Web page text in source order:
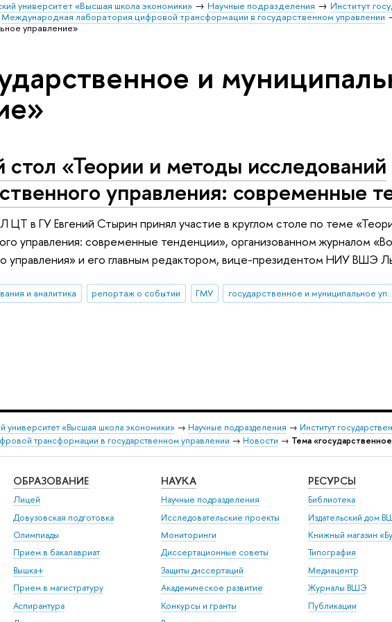
университет «Высшая школа экономики» Научные подразделения
Институт
Международная лаборатория цифровой трансформации в государственном управлении
управление»
и
стол «Теории и методы исследований
управления: современные
в ГУ Евгений Стырин принял участие в круглом столе по теме
управления: современные тенденции», организованном журналом
управления» и его главным редактором, вице-президентом НИУ ВШЭ
и аналитика репортаж о событии ГМУ государственное и муниципальное управление
университет «Высшая школа экономики» → Научные подразделения → Институт
трансформации в государственном управлении → Новости → Тема
ОБРАЗОВАНИЕ
Лицей
Довузовская подготовка
Олимпиады
Прием в бакалавриат
Вышка+
Прием в магистратуру
Аспирантура
НАУКА
Научные подразделения
Исследовательские проекты
Мониторинги
Диссертационные советы
Защиты диссертаций
Академическое развитие
Конкурсы и гранты
РЕСУРСЫ
Библиотека
Издательский дом
Книжный магазин
Типография
Медиацентр
Журналы ВШЭ
Публикации